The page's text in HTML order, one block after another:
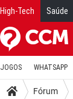
High-Tech Saúde
JOGOS WHATSAPP
Fórum